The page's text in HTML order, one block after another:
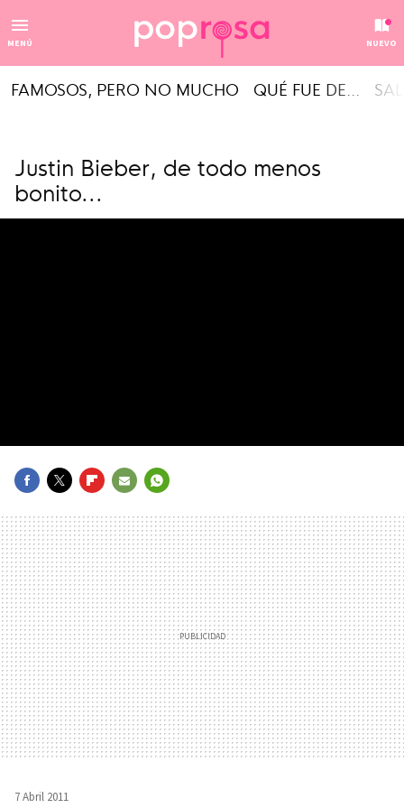
MENÚ NUEVO
FAMOSOS, PERO NO MUCHO QUÉ FUE DE...
Justin Bieber, de todo menos
bonito...
MAIL
7 Abril 2011